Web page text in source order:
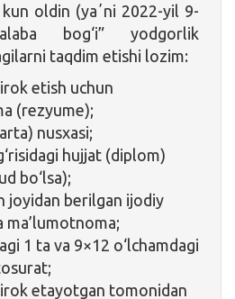
oldin (yaʼni 2022-yil 9-
bog‘i” yodgorlik
taqdim etishi lozim:
etish uchun
(rezyume);
nusxasi;
hujjat (diplom)
bo‘lsa);
joyidan berilgan ijodiy
ma’lumotnoma;
1 ta va 9×12 o‘lchamdagi
etayotgan tomonidan